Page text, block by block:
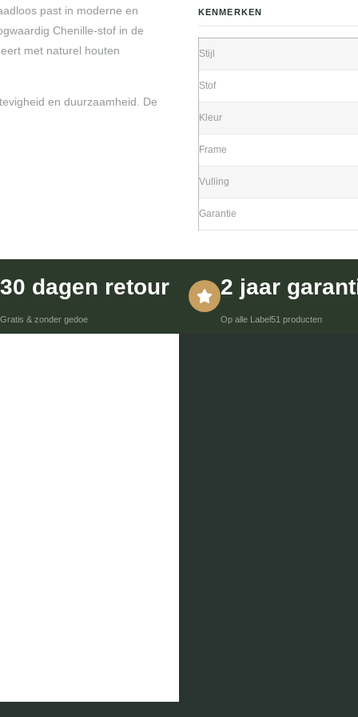
past in moderne en
Chenille-stof in de
met naturel houten
en duurzaamheid. De
KENMERKEN
Stijl
Stof
Kleur
Frame
Vulling
Garantie
30 dagen retour
Gratis & zonder gedoe
2 jaar
Op alle Label51 producten